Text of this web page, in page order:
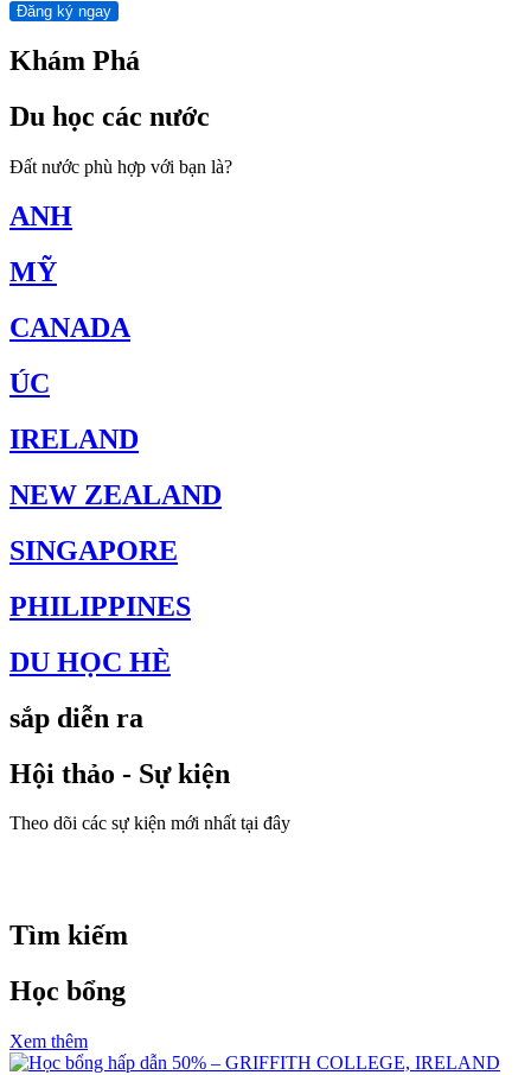
Đăng ký ngay
Khám Phá
Du học các nước
Đất nước phù hợp với bạn là?
ANH
MỸ
CANADA
ÚC
IRELAND
NEW ZEALAND
SINGAPORE
PHILIPPINES
DU HỌC HÈ
sắp diễn ra
Hội thảo - Sự kiện
Theo dõi các sự kiện mới nhất tại đây
Tìm kiếm
Học bổng
Xem thêm